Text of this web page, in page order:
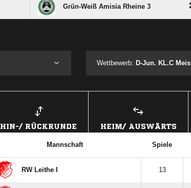
Grün-Weiß Amisia Rheine 3 :
Wettbewerb: D-Jun. KL.C
HIN-/ RÜCKRUNDE HEIM/ AUSWÄRTS
Mannschaft Spiele
RW Leithe I 13